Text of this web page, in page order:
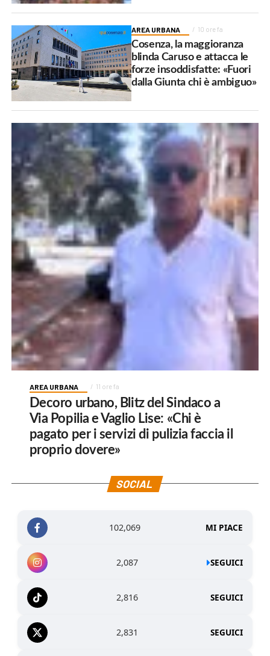
AREA URBANA 10 ore fa
Cosenza, la maggioranza
blinda Caruso e attacca le
forze insoddisfatte: «Fuori
dalla Giunta chi è ambiguo»
AREA URBANA 11 ore fa
Decoro urbano, Blitz del Sindaco a
Via Popilia e Vaglio Lise: «Chi è
pagato per i servizi di pulizia faccia il
proprio dovere»
SOCIAL
102,069 MI PIACE
2,087 SEGUICI
2,816 SEGUICI
2,831 SEGUICI